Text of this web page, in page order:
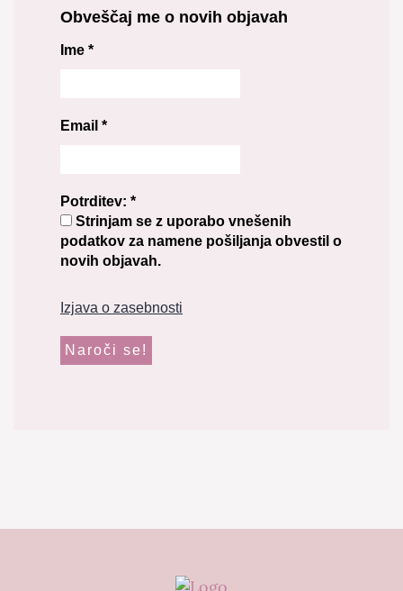
Obveščaj me o novih objavah
Ime *
Email *
Potrditev: *
Strinjam se z uporabo vnešenih
podatkov za namene pošiljanja obvestil o
novih objavah.
Izjava o zasebnosti